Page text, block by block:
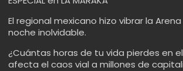
El regional mexicano hizo vibrar la Arena
noche inolvidable.
¿Cuántas horas de tu vida pierdes en
afecta el caos vial a millones de